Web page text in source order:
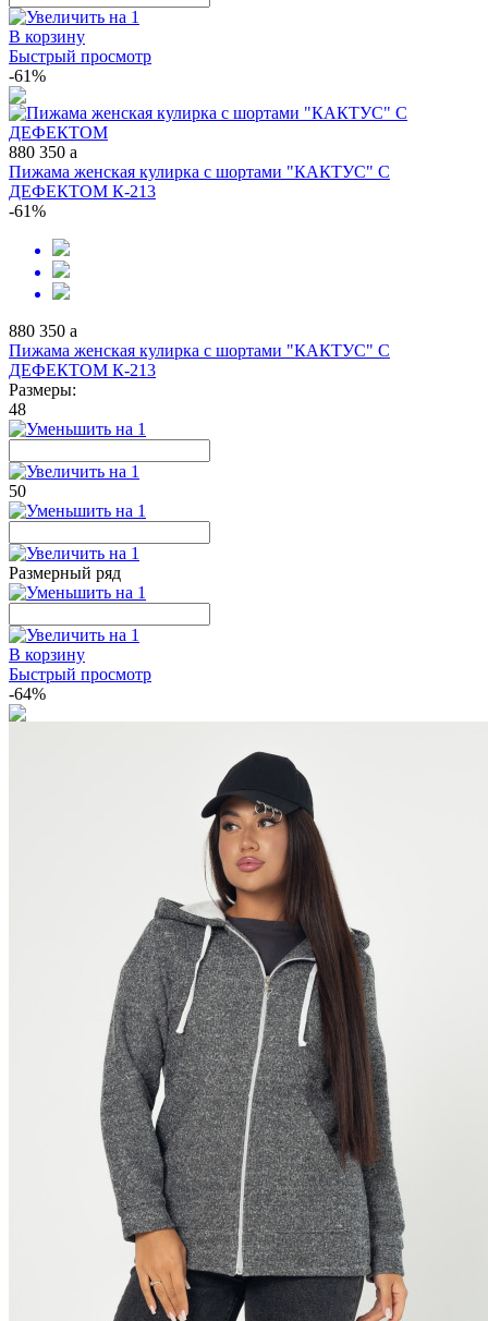
В корзину
Быстрый просмотр
-61%
880 350 a
Пижама женская кулирка с шортами "КАКТУС" С
ДЕФЕКТОМ К-213
-61%
880 350 a
Пижама женская кулирка с шортами "КАКТУС" С
ДЕФЕКТОМ К-213
Размеры:
48
50
Размерный ряд
В корзину
Быстрый просмотр
-64%